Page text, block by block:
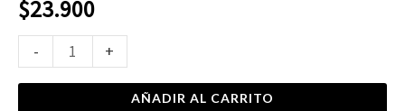
$23.900
- +
AÑADIR AL CARRITO